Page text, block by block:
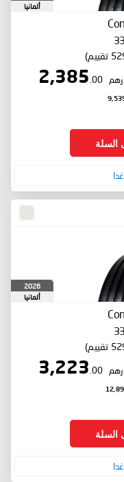
ألمانيا
2,385
.00
السلة
غدا
2026
ألمانيا
3,223
.00
السلة
غدا